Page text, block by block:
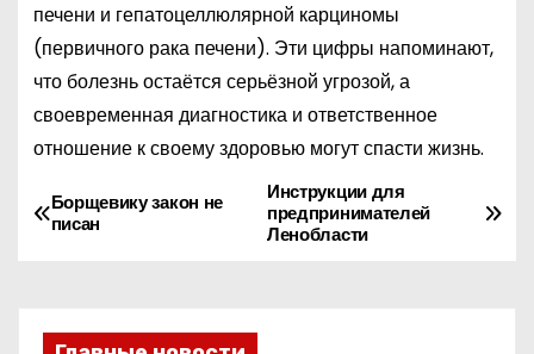
печени и гепатоцеллюлярной карциномы
(первичного рака печени). Эти цифры напоминают,
что болезнь остаётся серьёзной угрозой, а
своевременная диагностика и ответственное
отношение к своему здоровью могут спасти жизнь.
Н
Инструкции для
предпринимателей
Ленобласти
Борщевику закон не
писан